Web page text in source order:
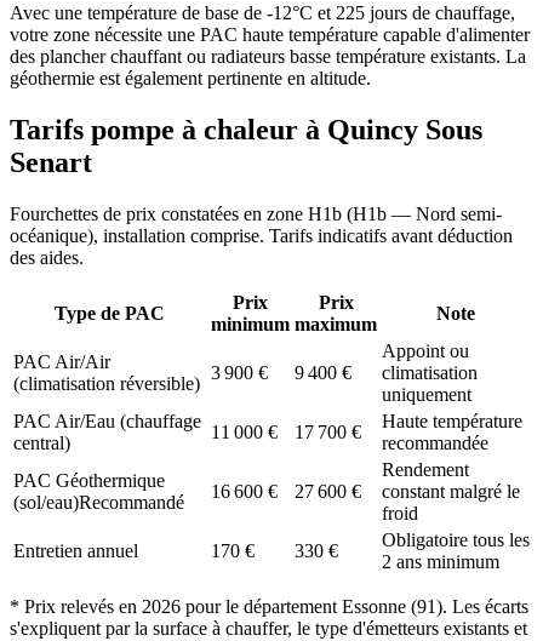
Avec une température de base de -12°C et 225 jours de chauffage,
votre zone nécessite une PAC haute température capable d'alimenter
des plancher chauffant ou radiateurs basse température existants. La
géothermie est également pertinente en altitude.
Tarifs pompe à chaleur à Quincy Sous
Senart
Fourchettes de prix constatées en zone H1b (H1b — Nord semi-
océanique), installation comprise. Tarifs indicatifs avant déduction
des aides.
Type de PAC
Prix
minimum
Prix
maximum
Note
PAC Air/Air
(climatisation réversible)
3 900 € 9 400 €
Appoint ou
climatisation
uniquement
PAC Air/Eau (chauffage
central)
11 000 € 17 700 €
Haute température
recommandée
PAC Géothermique
(sol/eau)Recommandé
16 600 € 27 600 €
Rendement
constant malgré le
froid
Entretien annuel
170 € 330 €
Obligatoire tous les
2 ans minimum
* Prix relevés en 2026 pour le département Essonne (91). Les écarts
s'expliquent par la surface à chauffer, le type d'émetteurs existants et